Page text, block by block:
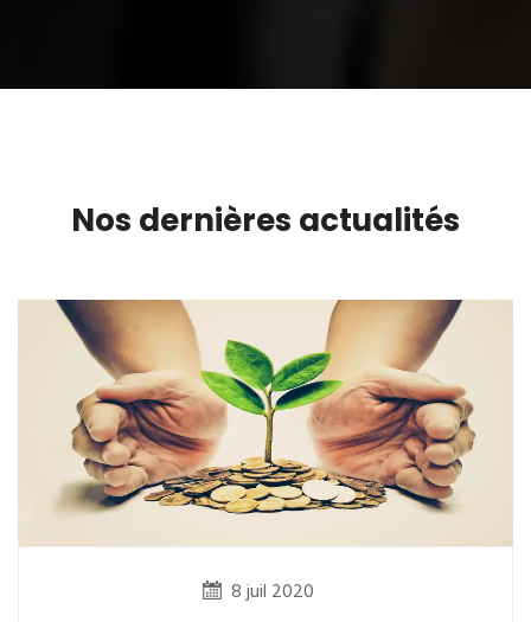
Nos dernières actualités
8 juil 2020